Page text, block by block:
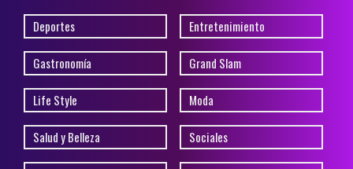
Deportes Entretenimiento
Gastronomía Grand Slam
Life Style Moda
Salud y Belleza Sociales